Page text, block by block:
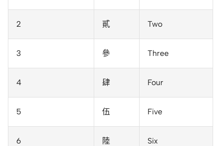
2 貳 Two
3 參 Three
4 肆 Four
5 伍 Five
6 陸 Six